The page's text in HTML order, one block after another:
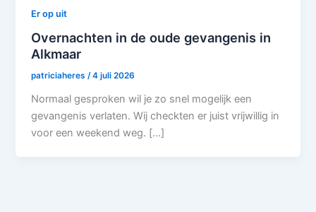
Er op uit
Overnachten in de oude gevangenis in
Alkmaar
patriciaheres/4 juli 2026
Normaal gesproken wil je zo snel mogelijk een
gevangenis verlaten. Wij checkten er juist vrijwillig in
voor een weekend weg. […]